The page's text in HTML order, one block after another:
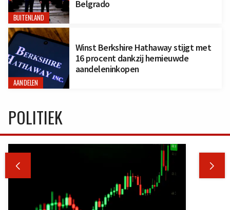
BUITENLAND
Belgrado
AANDELEN
Winst Berkshire Hathaway stijgt met
16 procent dankzij hernieuwde
aandeleninkopen
POLITIEK
 